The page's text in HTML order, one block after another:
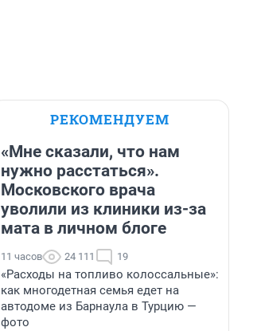
РЕКОМЕНДУЕМ
«Мне сказали, что нам
нужно расстаться».
Московского врача
уволили из клиники из-за
мата в личном блоге
11 часов 24 111 19
«Расходы на топливо колоссальные»:
как многодетная семья едет на
автодоме из Барнаула в Турцию —
фото